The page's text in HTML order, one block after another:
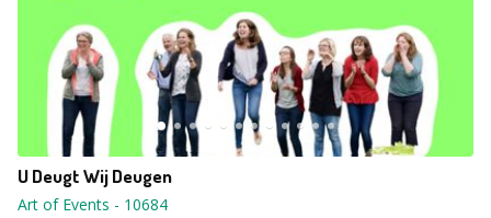
U Deugt Wij Deugen
Art of Events - 10684